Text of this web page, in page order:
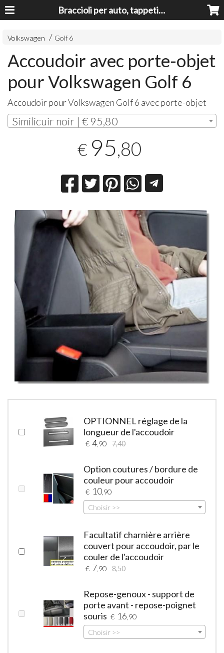
Braccioli per auto, tappeti auto, accessori auto MADE IN ITALY - Armrests, Mittelarmlehnen, Accoundoirs
Volkswagen Golf 6
Accoudoir avec porte-objet
pour Volkswagen Golf 6
Accoudoir pour Volkswagen Golf 6 avec porte-objet
Similicuir noir | € 95,80
€ 95,80
OPTIONNEL réglage de la
longueur de l'accoudoir
€ 4,90 7,40
Option coutures / bordure de
couleur pour accoudoir
€ 10 ,90
Choisir >>
Facultatif charnière arrière
couvert pour accoudoir, par le
couler de l'accoudoir
€ 7 ,90 8,50
Repose-genoux - support de
porte avant - repose-poignet
souris € 16 ,90
Choisir >>